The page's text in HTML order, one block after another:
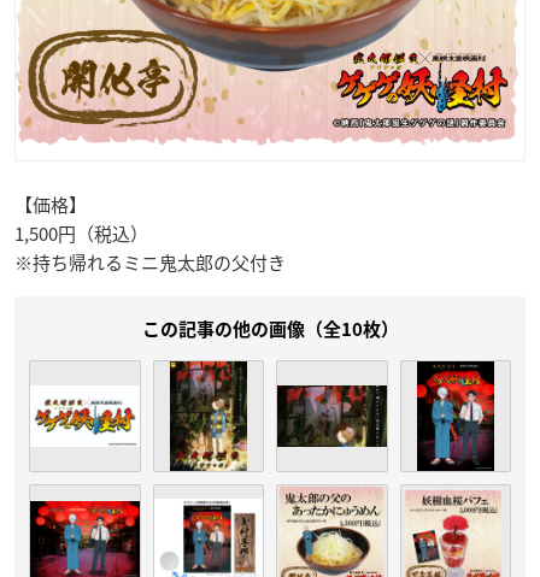
【価格】
1,500円（税込）
※持ち帰れるミニ鬼太郎の父付き
この記事の他の画像（全10枚）